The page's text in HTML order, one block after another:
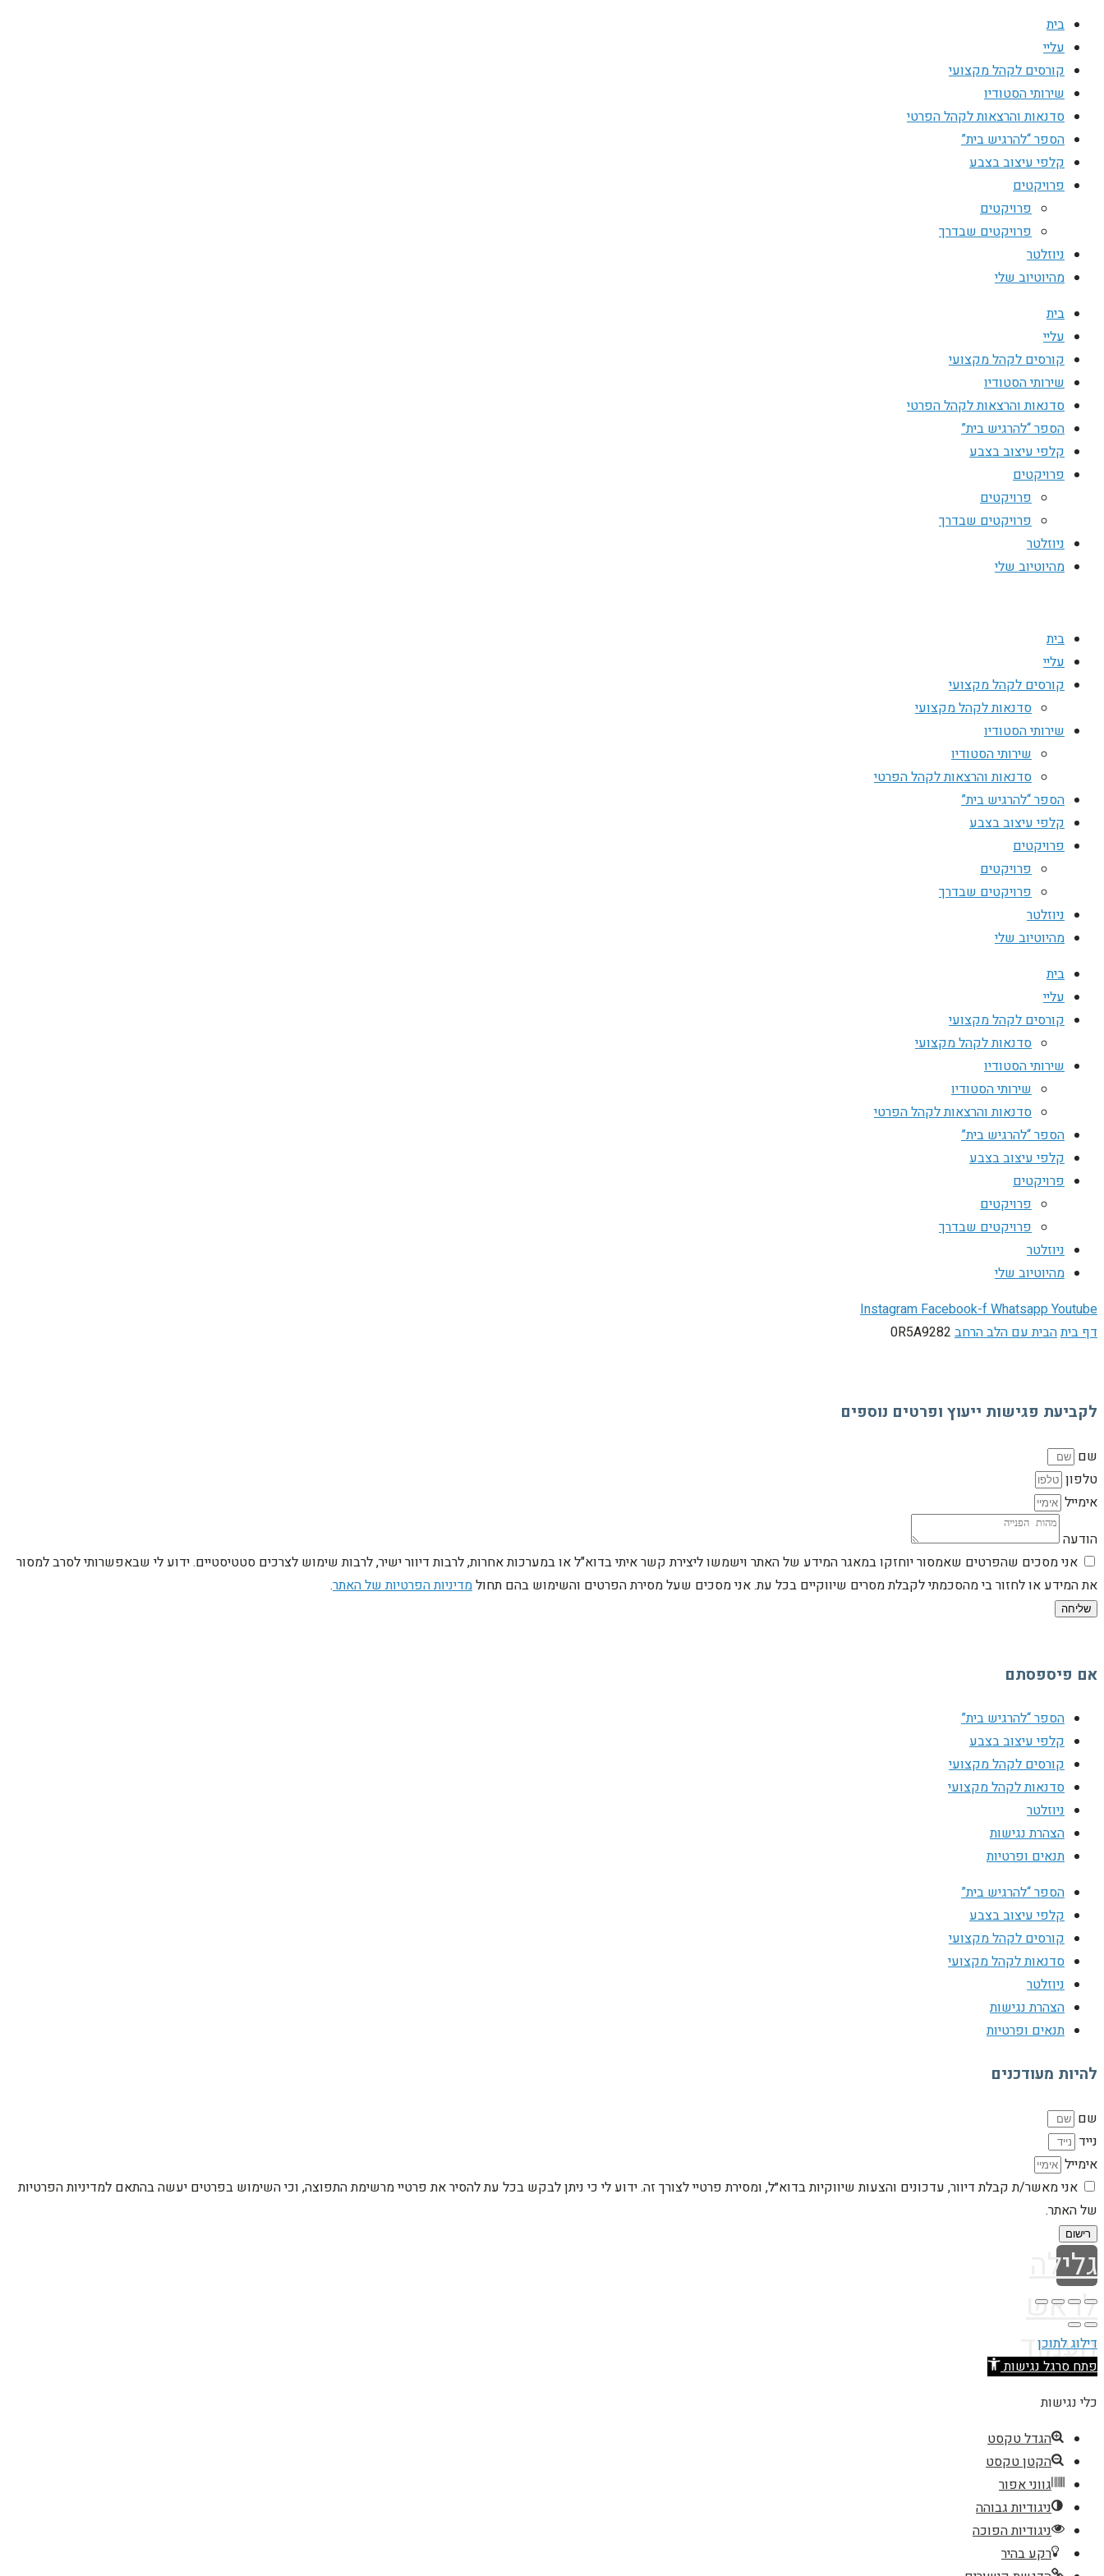
בית
עליי
קורסים לקהל מקצועי
שירותי הסטודיו
סדנאות והרצאות לקהל הפרטי
הספר “להרגיש בית”
קלפי עיצוב בצבע
פרויקטים
פרויקטים
פרויקטים שבדרך
ניוזלטר
מהיוטיוב שלי
בית
עליי
קורסים לקהל מקצועי
שירותי הסטודיו
סדנאות והרצאות לקהל הפרטי
הספר “להרגיש בית”
קלפי עיצוב בצבע
פרויקטים
פרויקטים
פרויקטים שבדרך
ניוזלטר
מהיוטיוב שלי
בית
עליי
קורסים לקהל מקצועי
סדנאות לקהל מקצועי
שירותי הסטודיו
שירותי הסטודיו
סדנאות והרצאות לקהל הפרטי
הספר “להרגיש בית”
קלפי עיצוב בצבע
פרויקטים
פרויקטים
פרויקטים שבדרך
ניוזלטר
מהיוטיוב שלי
בית
עליי
קורסים לקהל מקצועי
סדנאות לקהל מקצועי
שירותי הסטודיו
שירותי הסטודיו
סדנאות והרצאות לקהל הפרטי
הספר “להרגיש בית”
קלפי עיצוב בצבע
פרויקטים
פרויקטים
פרויקטים שבדרך
ניוזלטר
מהיוטיוב שלי
InstagramFacebook-fWhatsappYoutube
דף ביתהבית עם הלב הרחב 0R5A9282
לקביעת פגישות ייעוץ ופרטים נוספים
שם
טלפון
אימייל
הודעה
אני מסכים שהפרטים שאמסור יוחזקו במאגר המידע של האתר וישמשו ליצירת קשר איתי בדוא"ל או במערכות אחרות, לרבות דיוור ישיר, לרבות שימוש לצרכים סטטיסטיים. ידוע לי שבאפשרותי לסרב למסור
את המידע או לחזור בי מהסכמתי לקבלת מסרים שיווקיים בכל עת. אני מסכים שעל מסירת הפרטים והשימוש בהם תחולמדיניות הפרטיות של האתר.
שליחה
אם פיספסתם
הספר “להרגיש בית”
קלפי עיצוב בצבע
קורסים לקהל מקצועי
סדנאות לקהל מקצועי
ניוזלטר
הצהרת נגישות
תנאים ופרטיות
הספר “להרגיש בית”
קלפי עיצוב בצבע
קורסים לקהל מקצועי
סדנאות לקהל מקצועי
ניוזלטר
הצהרת נגישות
תנאים ופרטיות
להיות מעודכנים
שם
נייד
אימייל
אני מאשר/ת קבלת דיוור, עדכונים והצעות שיווקיות בדוא״ל, ומסירת פרטיי לצורך זה. ידוע לי כי ניתן לבקש בכל עת להסיר את פרטיי מרשימת התפוצה, וכי השימוש בפרטים יעשה בהתאם למדיניות הפרטיות
של האתר.
רישום
גלילה
לראש
העמוד
דילוג לתוכן
פתח סרגל נגישות
כלי נגישות
הגדל טקסט
הקטן טקסט
גווני אפור
ניגודיות גבוהה
ניגודיות הפוכה
רקע בהיר